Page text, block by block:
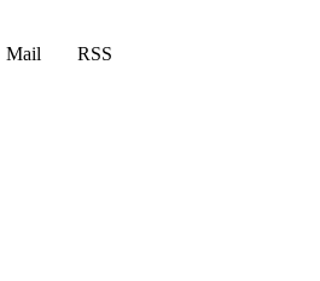
Mail RSS